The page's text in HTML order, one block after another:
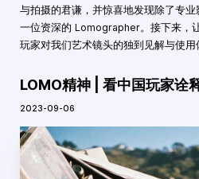
与拍摄的君谦，并惊喜地发现除了专
一位资深的 Lomographer。接下来，
玩家对我们艺术镜头的独到见解与使用
LOMO精神 | 看中国玩家诠
2023-09-06